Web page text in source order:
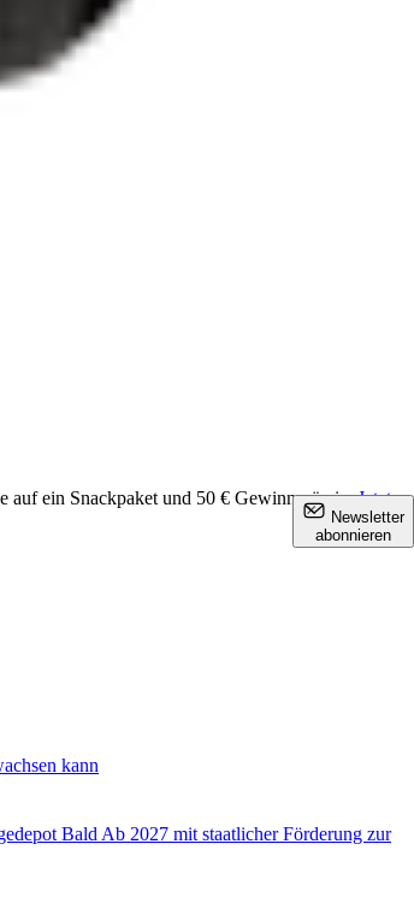
auf ein Snackpaket und 50 € Gewinnprämie. Jetzt
kann
Bald Ab 2027 mit staatlicher Förderung zur
Newsletter
abonnieren
×